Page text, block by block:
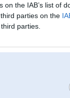
the IAB’s list of
parties on the
parties.
vai arī jāmeklē vnk cits?